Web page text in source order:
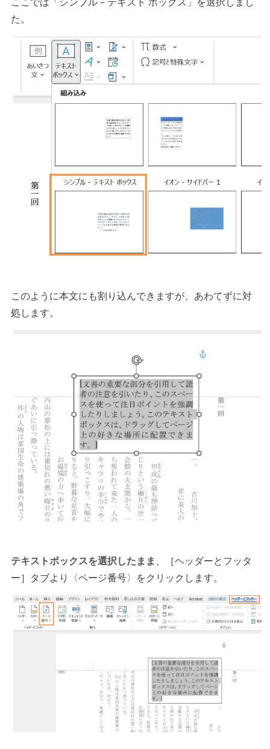
ここでは「シンプル－テキスト ボックス」を選択しまし
た。
このように本文にも割り込んできますが、あわてずに対
処します。
テキストボックスを選択したまま
、［ヘッダーとフッタ
ー］タブより〈ページ番号〉をクリックします。